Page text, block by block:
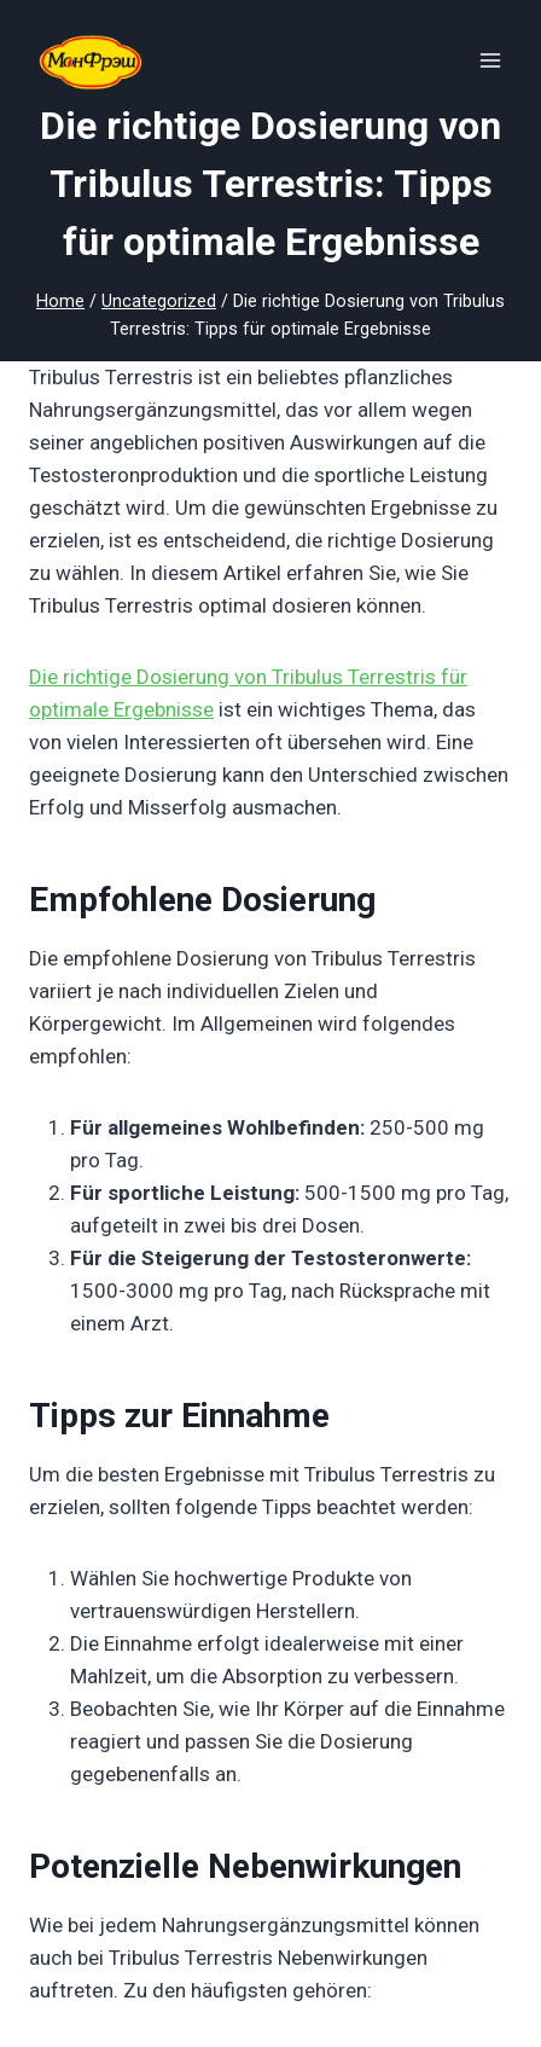
content
Die richtige Dosierung von
Tribulus Terrestris: Tipps
für optimale Ergebnisse
Home / Uncategorized / Die richtige Dosierung von Tribulus
Terrestris: Tipps für optimale Ergebnisse
Tribulus Terrestris ist ein beliebtes pflanzliches
Nahrungsergänzungsmittel, das vor allem wegen
seiner angeblichen positiven Auswirkungen auf die
Testosteronproduktion und die sportliche Leistung
geschätzt wird. Um die gewünschten Ergebnisse zu
erzielen, ist es entscheidend, die richtige Dosierung
zu wählen. In diesem Artikel erfahren Sie, wie Sie
Tribulus Terrestris optimal dosieren können.
Die richtige Dosierung von Tribulus Terrestris für
optimale Ergebnisse ist ein wichtiges Thema, das
von vielen Interessierten oft übersehen wird. Eine
geeignete Dosierung kann den Unterschied zwischen
Erfolg und Misserfolg ausmachen.
Empfohlene Dosierung
Die empfohlene Dosierung von Tribulus Terrestris
variiert je nach individuellen Zielen und
Körpergewicht. Im Allgemeinen wird folgendes
empfohlen:
Für allgemeines Wohlbefinden: 250-500 mg
pro Tag.
Für sportliche Leistung: 500-1500 mg pro Tag,
aufgeteilt in zwei bis drei Dosen.
Für die Steigerung der Testosteronwerte:
1500-3000 mg pro Tag, nach Rücksprache mit
einem Arzt.
Tipps zur Einnahme
Um die besten Ergebnisse mit Tribulus Terrestris zu
erzielen, sollten folgende Tipps beachtet werden:
Wählen Sie hochwertige Produkte von
vertrauenswürdigen Herstellern.
Die Einnahme erfolgt idealerweise mit einer
Mahlzeit, um die Absorption zu verbessern.
Beobachten Sie, wie Ihr Körper auf die Einnahme
reagiert und passen Sie die Dosierung
gegebenenfalls an.
Potenzielle Nebenwirkungen
Wie bei jedem Nahrungsergänzungsmittel können
auch bei Tribulus Terrestris Nebenwirkungen
auftreten. Zu den häufigsten gehören: